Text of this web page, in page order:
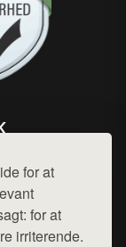
for at
for at
irriterende.
privatlivspolitik